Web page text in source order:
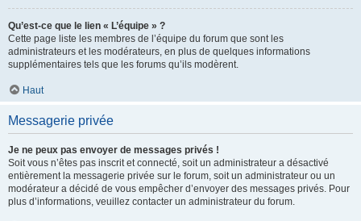
Qu’est-ce que le lien « L’équipe » ?
Cette page liste les membres de l’équipe du forum que sont les
administrateurs et les modérateurs, en plus de quelques informations
supplémentaires tels que les forums qu’ils modèrent.
Haut
Messagerie privée
Je ne peux pas envoyer de messages privés !
Soit vous n’êtes pas inscrit et connecté, soit un administrateur a désactivé
entièrement la messagerie privée sur le forum, soit un administrateur ou un
modérateur a décidé de vous empêcher d’envoyer des messages privés. Pour
plus d’informations, veuillez contacter un administrateur du forum.